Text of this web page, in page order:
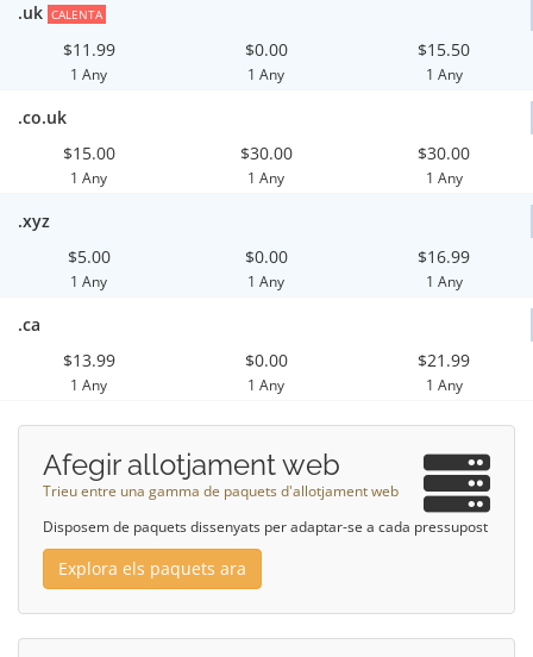
.uk CALENTA
$11.99
1 Any
$0.00
1 Any
$15.50
1 Any
.co.uk
$15.00
1 Any
$30.00
1 Any
$30.00
1 Any
.xyz
$5.00
1 Any
$0.00
1 Any
$16.99
1 Any
.ca
$13.99
1 Any
$0.00
1 Any
$21.99
1 Any
Afegir allotjament web
Trieu entre una gamma de paquets d'allotjament web
Disposem de paquets dissenyats per adaptar-se a cada pressupost
Explora els paquets ara